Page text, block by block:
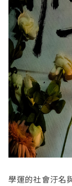
學運的社會汙名